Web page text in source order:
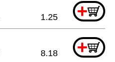
+
1.25
+
8.18